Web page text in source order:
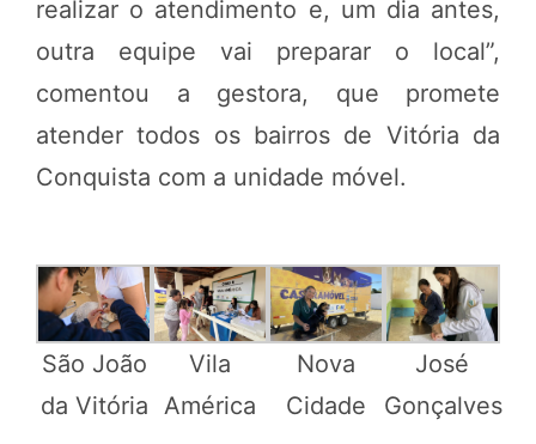
realizar o atendimento e, um dia antes,
outra equipe vai preparar o local”,
comentou a gestora, que promete
atender todos os bairros de Vitória da
Conquista com a unidade móvel.
São João
da Vitória
Vila
América
Nova
Cidade
José
Gonçalves